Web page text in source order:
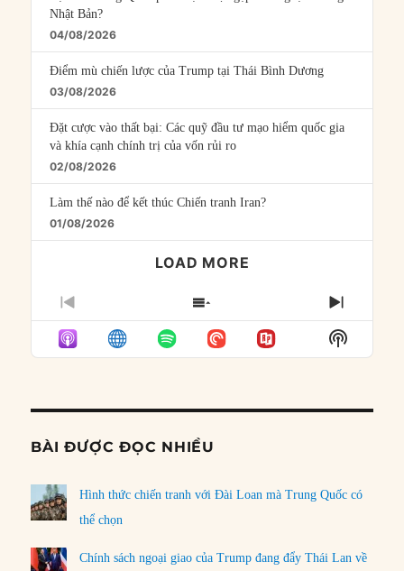
Nhật Bản?
04/08/2026
Điểm mù chiến lược của Trump tại Thái Bình Dương
03/08/2026
Đặt cược vào thất bại: Các quỹ đầu tư mạo hiểm quốc gia
và khía cạnh chính trị của vốn rủi ro
02/08/2026
Làm thế nào để kết thúc Chiến tranh Iran?
01/08/2026
LOAD MORE
PREVIOUS
EPISODE
SHOW
EPISODES
LIST
NEXT
Show
Podcast
BÀI ĐƯỢC ĐỌC NHIỀU
Hình thức chiến tranh với Đài Loan mà Trung Quốc có
thể chọn
Chính sách ngoại giao của Trump đang đẩy Thái Lan về